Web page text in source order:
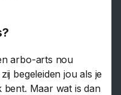
arbo-arts nou
begeleiden jou als je
Maar wat is dan